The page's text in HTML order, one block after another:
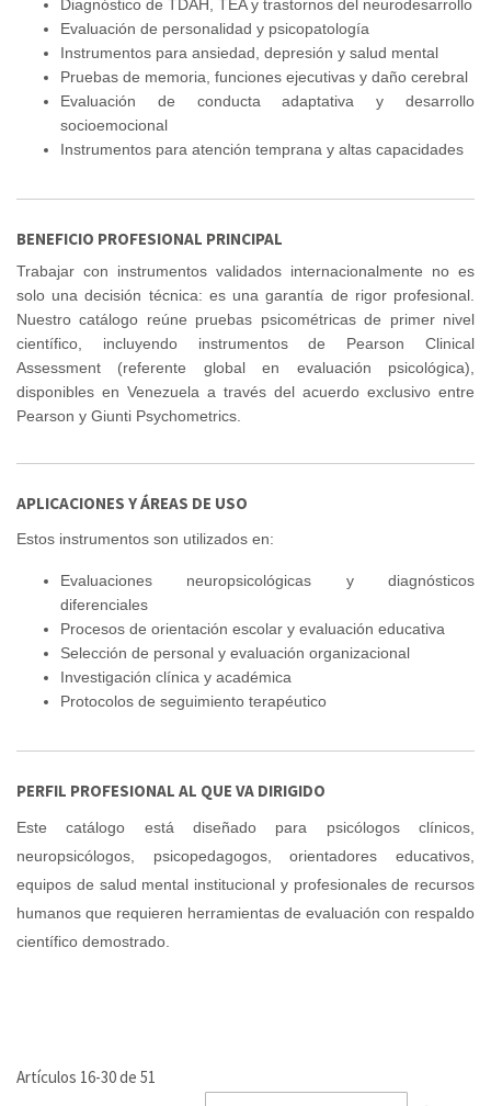
Diagnóstico de TDAH, TEA y trastornos del neurodesarrollo
Evaluación de personalidad y psicopatología
Instrumentos para ansiedad, depresión y salud mental
Pruebas de memoria, funciones ejecutivas y daño cerebral
Evaluación de conducta adaptativa y desarrollo
socioemocional
Instrumentos para atención temprana y altas capacidades
BENEFICIO PROFESIONAL PRINCIPAL
Trabajar con instrumentos validados internacionalmente no es
solo una decisión técnica: es una garantía de rigor profesional.
Nuestro catálogo reúne pruebas psicométricas de primer nivel
científico, incluyendo instrumentos de Pearson Clinical
Assessment (referente global en evaluación psicológica),
disponibles en Venezuela a través del acuerdo exclusivo entre
Pearson y Giunti Psychometrics.
APLICACIONES Y ÁREAS DE USO
Estos instrumentos son utilizados en:
Evaluaciones neuropsicológicas y diagnósticos
diferenciales
Procesos de orientación escolar y evaluación educativa
Selección de personal y evaluación organizacional
Investigación clínica y académica
Protocolos de seguimiento terapéutico
PERFIL PROFESIONAL AL QUE VA DIRIGIDO
Este catálogo está diseñado para psicólogos clínicos,
neuropsicólogos, psicopedagogos, orientadores educativos,
equipos de salud mental institucional y profesionales de recursos
humanos que requieren herramientas de evaluación con respaldo
científico demostrado.
Artículos 16-30de 51